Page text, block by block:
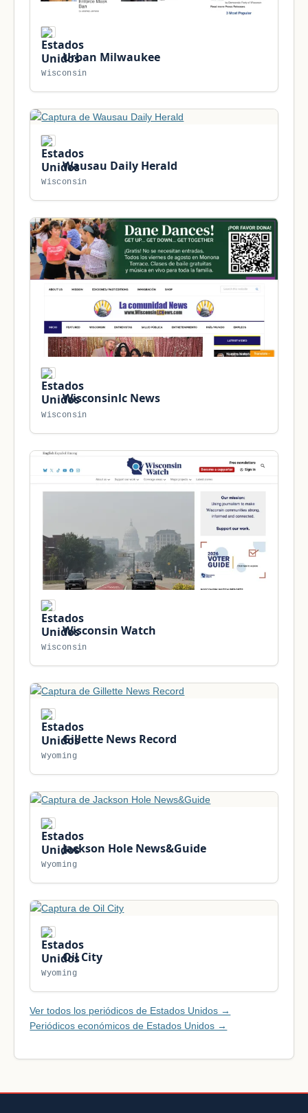
Urban Milwaukee
Wisconsin
Wausau Daily Herald
Wisconsin
Wisconsinlc News
Wisconsin
Wisconsin Watch
Wisconsin
Gillette News Record
Wyoming
Jackson Hole News&Guide
Wyoming
Oil City
Wyoming
Ver todos los periódicos de Estados Unidos →
Periódicos económicos de Estados Unidos →